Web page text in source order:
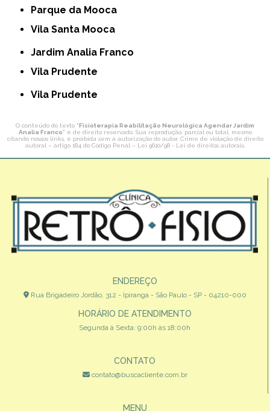
Parque da Mooca
Vila Santa Mooca
Jardim Analia Franco
Vila Prudente
Vila Prudente
O conteúdo do texto "Fisioterapia Reabilitação Neurológica Agendar Jardim
Analia Franco" é de direito reservado. Sua reprodução, parcial ou total, mesmo
citando nossos links, é proibida sem a autorização do autor. Crime de violação de direito
autoral – artigo 184 do Código Penal – Lei 9610/98 - Lei de direitos autorais.
ENDEREÇO
Rua Brigadeiro Jordão, 312 - Ipiranga - São Paulo - SP - 04210-000
HORÁRIO DE ATENDIMENTO
Segunda à Sexta: 9:00h às 18:00h
CONTATO
contato@buscacliente.com.br
MENU